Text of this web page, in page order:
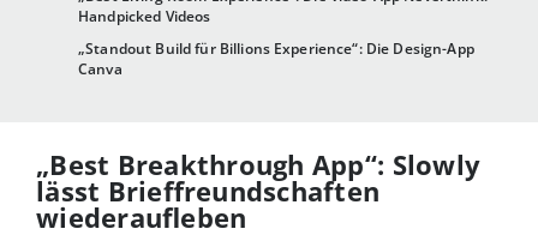
Handpicked Videos
„Standout Build für Billions Experience“: Die Design-App
Canva
„Best Breakthrough App“: Slowly
lässt Brieffreundschaften
wiederaufleben